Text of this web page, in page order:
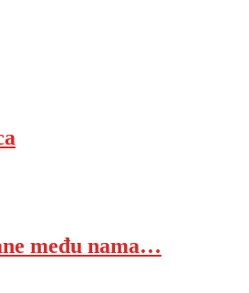
među nama…